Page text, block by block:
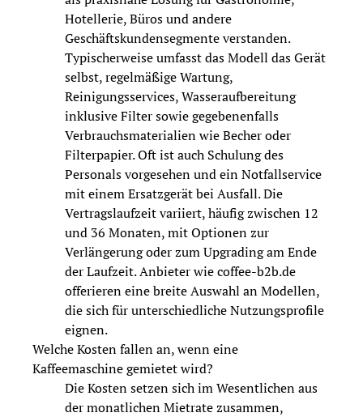
Hotellerie, Büros und andere
Geschäftskundensegmente verstanden.
Typischerweise umfasst das Modell das Gerät
selbst, regelmäßige Wartung,
Reinigungsservices, Wasseraufbereitung
inklusive Filter sowie gegebenenfalls
Verbrauchsmaterialien wie Becher oder
Filterpapier. Oft ist auch Schulung des
Personals vorgesehen und ein Notfallservice
mit einem Ersatzgerät bei Ausfall. Die
Vertragslaufzeit variiert, häufig zwischen 12
und 36 Monaten, mit Optionen zur
Verlängerung oder zum Upgrading am Ende
der Laufzeit. Anbieter wie coffee-b2b.de
offerieren eine breite Auswahl an Modellen,
die sich für unterschiedliche Nutzungsprofile
eignen.
Welche Kosten fallen an, wenn eine
Kaffeemaschine gemietet wird?
Die Kosten setzen sich im Wesentlichen aus
der monatlichen Mietrate zusammen,